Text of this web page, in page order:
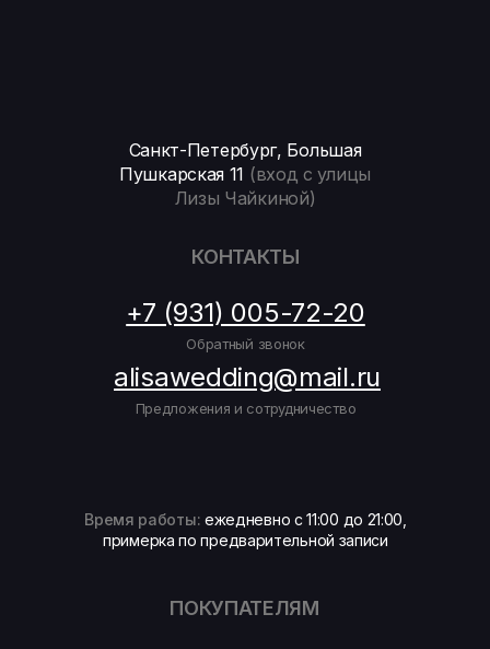
КОНТАКТЫ
+7 (931) 005-72-20
Предложения и сотрудничество
Обратный звонок
Время работы: ежедневно с 11:00 до 21:00,
примерка по предварительной записи
alisawedding@mail.ru
ПОКУПАТЕЛЯМ
Санкт-Петербург, Большая
Пушкарская 11 (вход с улицы
Лизы Чайкиной)